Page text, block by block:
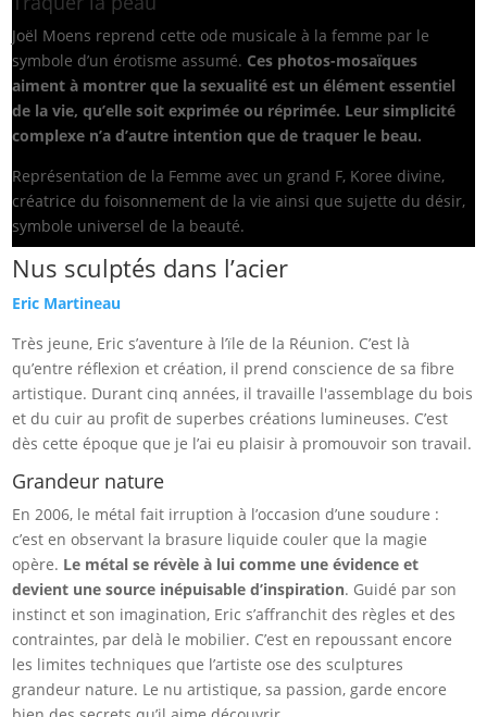
Joël Moens reprend cette ode musicale à la femme par le
symbole d’un érotisme assumé. Ces photos-mosaïques
aiment à montrer que la sexualité est un élément essentiel
de la vie, qu’elle soit exprimée ou réprimée. Leur simplicité
complexe n’a d’autre intention que de traquer le beau.
Représentation de la Femme avec un grand F, Koree divine,
créatrice du foisonnement de la vie ainsi que sujette du désir,
symbole universel de la beauté.
Nus sculptés dans l’acier
Eric Martineau
Très jeune, Eric s’aventure à l’ïle de la Réunion. C’est là
qu’entre réflexion et création, il prend conscience de sa fibre
artistique. Durant cinq années, il travaille l'assemblage du bois
et du cuir au profit de superbes créations lumineuses. C’est
dès cette époque que je l’ai eu plaisir à promouvoir son travail.
Grandeur nature
En 2006, le métal fait irruption à l’occasion d’une soudure :
c’est en observant la brasure liquide couler que la magie
opère. Le métal se révèle à lui comme une évidence et
devient une source inépuisable d’inspiration. Guidé par son
instinct et son imagination, Eric s’affranchit des règles et des
contraintes, par delà le mobilier. C’est en repoussant encore
les limites techniques que l’artiste ose des sculptures
grandeur nature. Le nu artistique, sa passion, garde encore